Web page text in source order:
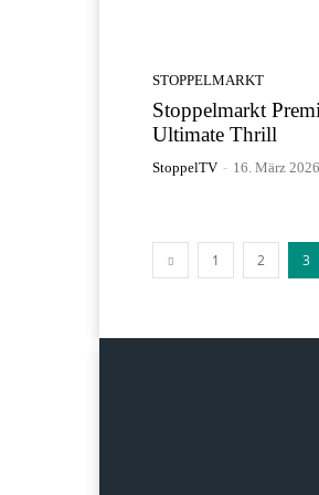
STOPPELMARKT
Stoppelmarkt
Ultimate Thrill
StoppelTV - 16. März 2026
1 2 3